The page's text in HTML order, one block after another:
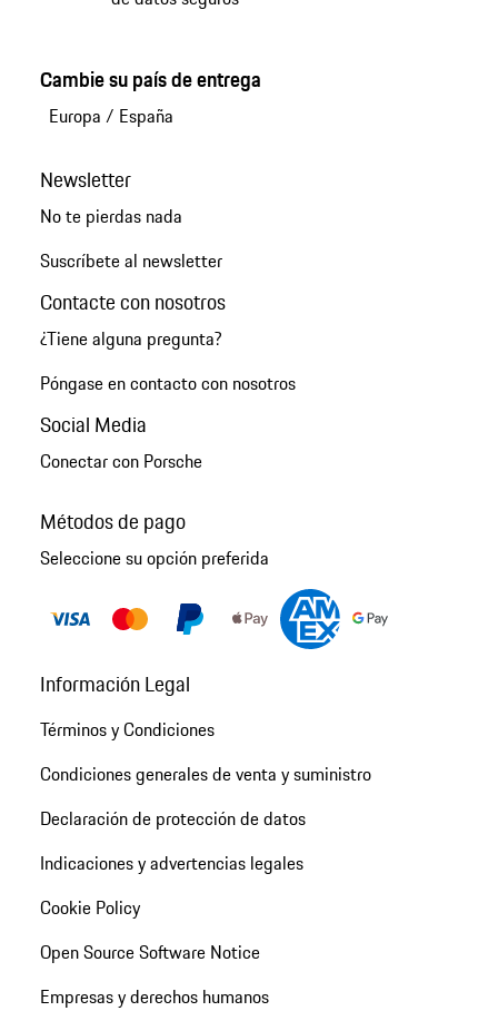
Cambie su país de entrega
Europa / España
Newsletter
No te pierdas nada
Suscríbete al newsletter
Contacte con nosotros
¿Tiene alguna pregunta?
Póngase en contacto con nosotros
Social Media
Conectar con Porsche
Métodos de pago
Seleccione su opción preferida
Información Legal
Términos y Condiciones
Condiciones generales de venta y suministro
Declaración de protección de datos
Indicaciones y advertencias legales
Cookie Policy
Open Source Software Notice
Empresas y derechos humanos